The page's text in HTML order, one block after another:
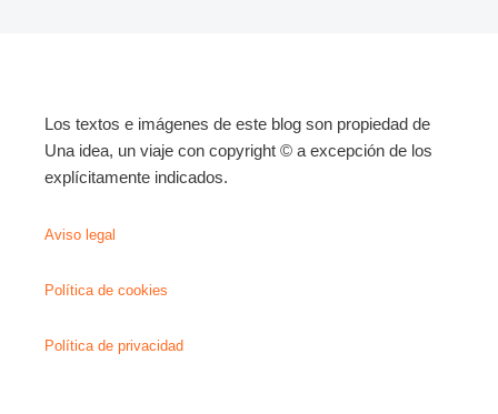
Los textos e imágenes de este blog son propiedad de
Una idea, un viaje con copyright © a excepción de los
explícitamente indicados.
Aviso legal
Política de cookies
Política de privacidad